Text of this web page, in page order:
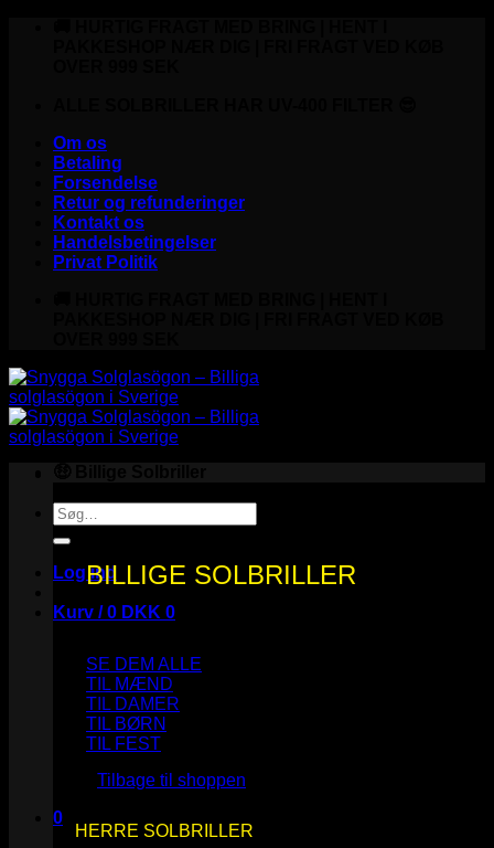
Om os
Betaling
Forsendelse
Retur og refunderinger
Kontakt os
Handelsbetingelser
Privat Politik
Søg
efter:
Log ind
Kurv /0 DKK 0
Ingen varer i kurven.
Tilbage til shoppen
0
Kurv
BILLIGE SOLBRILLER
SE DEM ALLE
TIL MÆND
TIL DAMER
TIL BØRN
TIL FEST
HERRE SOLBRILLER